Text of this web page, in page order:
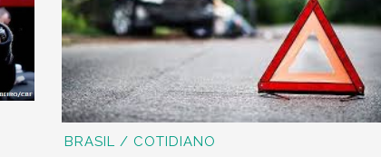
BRASIL / COTIDIANO